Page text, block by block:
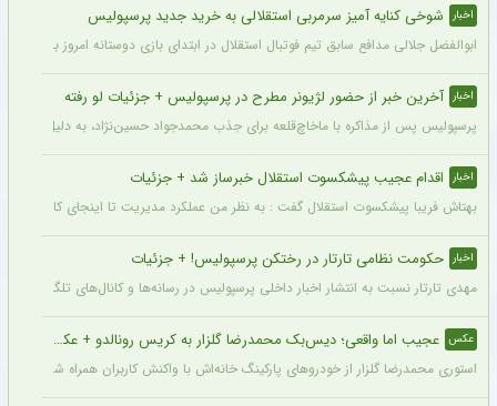
اخبار شوخی کنایه آمیز سرمربی استقلالی به خرید جدید پرسپولیس
ابوالفضل جلالی مدافع سابق تیم فوتبال استقلال در ابتدای بازی دوستانه امروز با
اخبار آخرین خبر از حضور لژیونر مطرح در پرسپولیس + جزئیات لو رفته
پرسپولیس پس از مذاکره با ماخاچ‌قلعه برای جذب محمدجواد حسین‌نژاد، به دلیل رقم
اخبار اقدام عجیب پیشکسوت استقلال خبرساز شد + جزئیات
بهتاش فریبا پیشکسوت استقلال گفت : به نظر من عملکرد مدیریت تا اینجای کار قابل
اخبار حکومت نظامی تارتار در رختکن پرسپولیس! + جزئیات
مهدی تارتار نسبت به انتشار اخبار داخلی پرسپولیس در رسانه‌ها و کانال‌های تلگرامی
عکس عجیب اما واقعی؛ دیس‌بک محمدرضا گلزار به کریس رونالدو + عکس
استوری محمدرضا گلزار از خودروهای پارکینگ خانه‌اش با واکنش کاربران همراه شده و